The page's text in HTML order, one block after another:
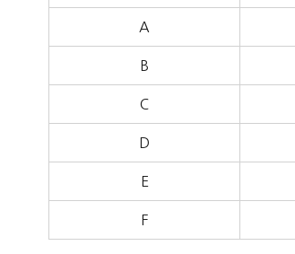
A
B
C
D
E
F